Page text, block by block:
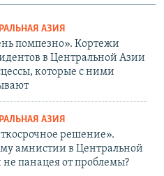
АЗИЯ
помпезно». Кортежи
в Центральной Азии
которые с ними
АЗИЯ
решение».
амнистии в Центральной
панацея от проблемы?